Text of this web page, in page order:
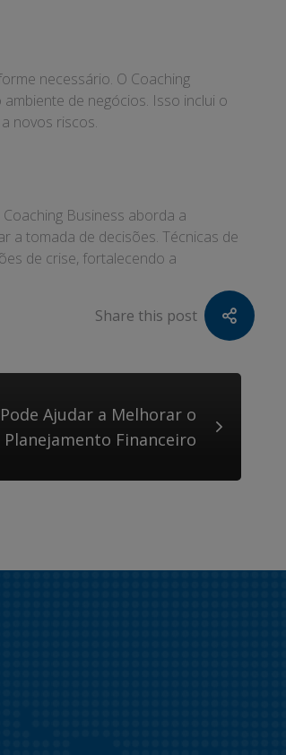
necessário. O Coaching
de negócios. Isso inclui o
novos riscos.
Business aborda a
a tomada de decisões. Técnicas de
de crise, fortalecendo a
Share this post
Ajudar a Melhorar o
Planejamento Financeiro